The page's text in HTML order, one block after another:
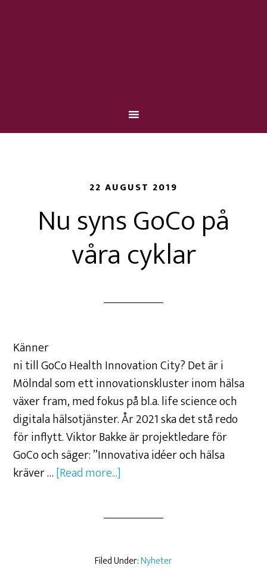
22 AUGUST 2019
Nu syns GoCo på
våra cyklar
Känner
ni till GoCo Health Innovation City? Det är i
Mölndal som ett innovationskluster inom hälsa
växer fram, med fokus på bl.a. life science och
digitala hälsotjänster. År 2021 ska det stå redo
för inflytt. Viktor Bakke är projektledare för
GoCo och säger: ”Innovativa idéer och hälsa
kräver …[Read more...]
Filed Under:Nyheter